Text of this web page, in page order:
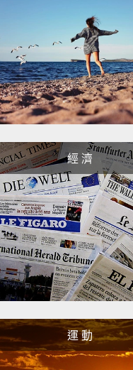
經 濟
運 動